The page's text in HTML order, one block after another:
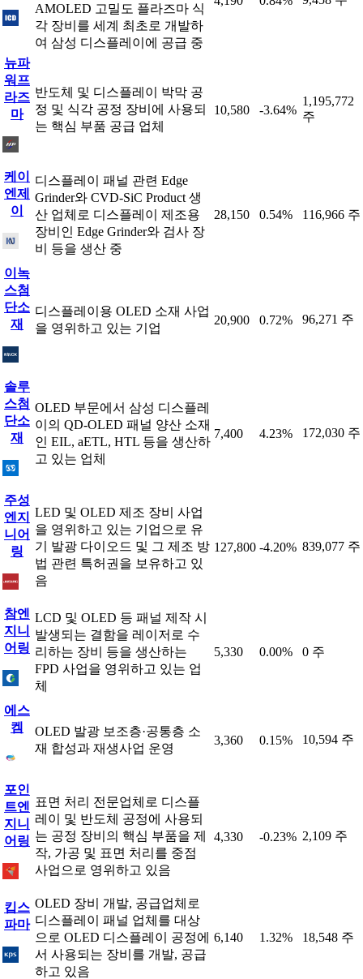
AMOLED 고밀도 플라즈마 식
각 장비를 세계 최초로 개발하
여 삼성 디스플레이에 공급 중
뉴파
워프
라즈
마
반도체 및 디스플레이 박막 공
정 및 식각 공정 장비에 사용되
는 핵심 부품 공급 업체
10,580 -3.64%
1,195,772
주
케이
엔제
이
디스플레이 패널 관련 Edge
Grinder와 CVD-SiC Product 생
산 업체로 디스플레이 제조용
장비인 Edge Grinder와 검사 장
비 등을 생산 중
28,150 0.54% 116,966 주
이녹
스첨
단소
재
디스플레이용 OLED 소재 사업
을 영위하고 있는 기업
20,900 0.72% 96,271 주
솔루
스첨
단소
재
OLED 부문에서 삼성 디스플레
이의 QD-OLED 패널 양산 소재
인 EIL, aETL, HTL 등을 생산하
고 있는 업체
7,400 4.23% 172,030 주
주성
엔지
니어
링
LED 및 OLED 제조 장비 사업
을 영위하고 있는 기업으로 유
기 발광 다이오드 및 그 제조 방
법 관련 특허권을 보유하고 있
음
127,800 -4.20% 839,077 주
참엔
지니
어링
LCD 및 OLED 등 패널 제작 시
발생되는 결함을 레이저로 수
리하는 장비 등을 생산하는
FPD 사업을 영위하고 있는 업
체
5,330 0.00% 0 주
에스
켐
OLED 발광 보조층·공통층 소
재 합성과 재생사업 운영
3,360 0.15% 10,594 주
포인
트엔
지니
어링
표면 처리 전문업체로 디스플
레이 및 반도체 공정에 사용되
는 공정 장비의 핵심 부품을 제
작, 가공 및 표면 처리를 중점
사업으로 영위하고 있음
4,330 -0.23% 2,109 주
킵스
파마
OLED 장비 개발, 공급업체로
디스플레이 패널 업체를 대상
으로 OLED 디스플레이 공정에
서 사용되는 장비를 개발, 공급
하고 있음
6,140 1.32% 18,548 주